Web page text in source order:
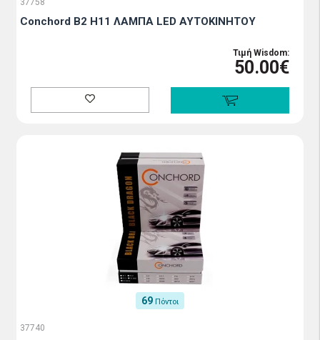
37758
Conchord B2 H11 ΛΑΜΠΑ LED ΑΥΤΟΚΙΝΗΤΟΥ
Τιμή Wisdom:
50.00€
69 Πόντοι
37740